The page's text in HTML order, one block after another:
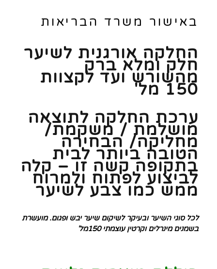
באישור משרד הבריאות
החלקה אורגנית לשיער
חלק ומלא ברק
מהשורש ועד לקצוות
150 מל'
ערכת החלקה לתוצאה
מושלמת / משקמת/
מחליקה/ הבחירה
הטובה ביותר לבית
בתקופה קשה זו – קלה
לביצוע לפתוח ולמרוח
ממש כמו צבע לשיער
לכל סוגי השיער ובעיקר לשיקום שיער יבש ופגום. מועשרת
בשמנים מינרלים וקרטין עוצמתי 150מל'